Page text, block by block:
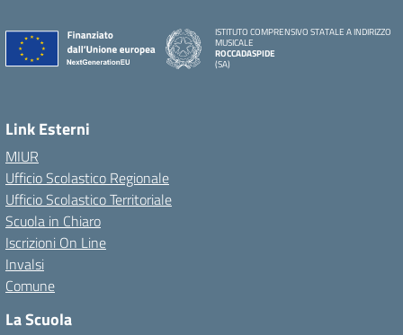
ISTITUTO COMPRENSIVO STATALE A INDIRIZZO
MUSICALE
ROCCADASPIDE
(SA)
Link Esterni
MIUR
Ufficio Scolastico Regionale
Ufficio Scolastico Territoriale
Scuola in Chiaro
Iscrizioni On Line
Invalsi
Comune
La Scuola